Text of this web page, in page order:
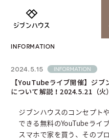
INFORMATION
2024.5.15 INFORMATION
【YouTubeライブ開催】ジ
について解説！2024.5.21（火
ジブンハウスのコンセプト
できる無料のYouTubeライブ
スマホで家を買う、そのプ